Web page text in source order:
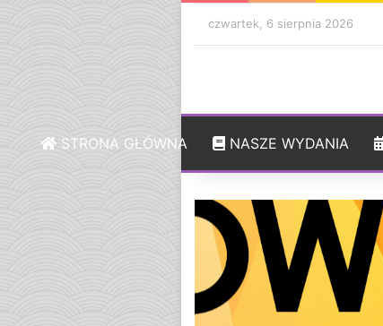
czwartek, 6 sierpnia 2026
STRONA GŁÓWNA NASZE WYDANIA